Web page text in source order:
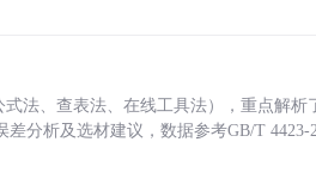
法、查表法、在线工具法），重点解析
分析及选材建议，数据参考GB/T 4423-